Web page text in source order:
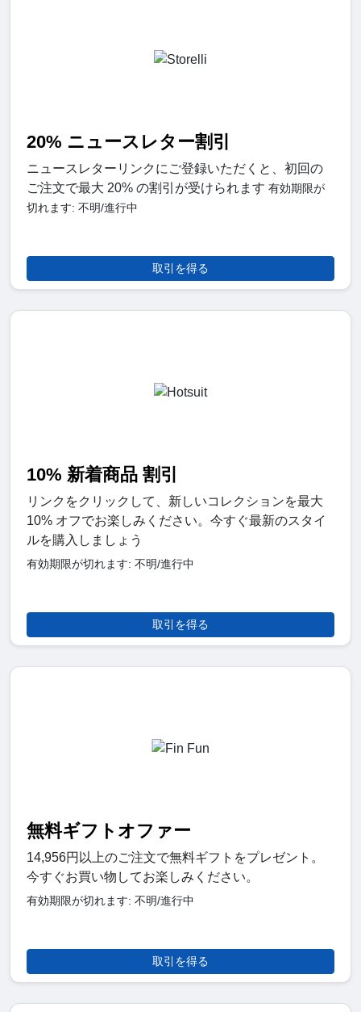
20% ニュースレター割引
ニュースレターリンクにご登録いただくと、初回の
ご注文で最大 20% の割引が受けられます 有効期限が
切れます: 不明/進行中
取引を得る
10% 新着商品 割引
リンクをクリックして、新しいコレクションを最大
10% オフでお楽しみください。今すぐ最新のスタイ
ルを購入しましょう
有効期限が切れます: 不明/進行中
取引を得る
無料ギフトオファー
14,956円以上のご注文で無料ギフトをプレゼント。
今すぐお買い物してお楽しみください。
有効期限が切れます: 不明/進行中
取引を得る